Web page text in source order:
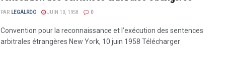
PAR LEGALRDC JUIN 10, 1958 0
Convention pour la reconnaissance et l’exécution des sentences
arbitrales étrangères New York, 10 juin 1958 Télécharger